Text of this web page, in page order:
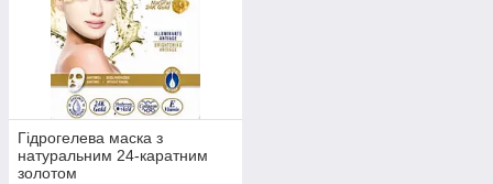
Гідрогелева маска з
натуральним 24-каратним
золотом